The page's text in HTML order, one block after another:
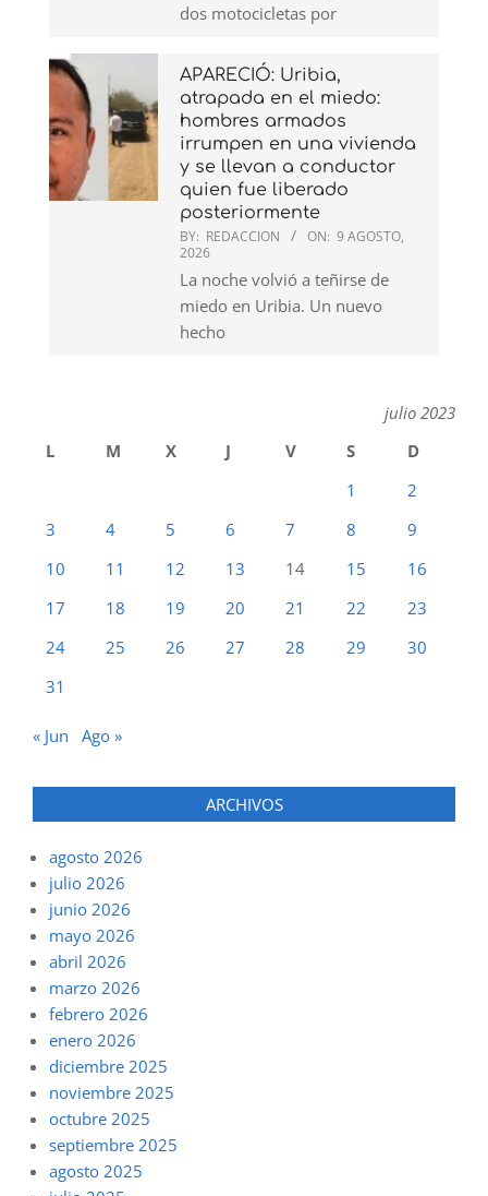
dos motocicletas por
APARECIÓ: Uribia,
atrapada en el miedo:
hombres armados
irrumpen en una vivienda
y se llevan a conductor
quien fue liberado
posteriormente
BY: REDACCION ON: 9 AGOSTO,
2026
La noche volvió a teñirse de
miedo en Uribia. Un nuevo
hecho
julio 2023
L
M X J V S
D
1
2
3
4 5 6 7 8
9
10
11 12 13 14 15
16
17
18 19 20 21 22
23
24
25 26 27 28 29
30
31
« Jun Ago »
ARCHIVOS
agosto 2026
julio 2026
junio 2026
mayo 2026
abril 2026
marzo 2026
febrero 2026
enero 2026
diciembre 2025
noviembre 2025
octubre 2025
septiembre 2025
agosto 2025